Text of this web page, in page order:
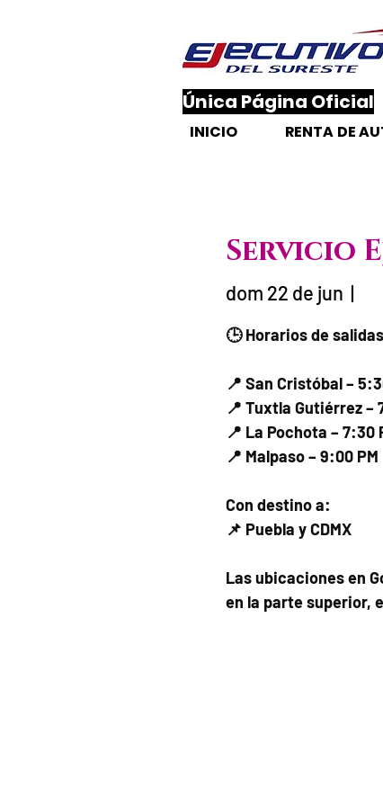
​Única Página Oficial
INICIO RENTA DE
Servicio
dom 22 de jun
  |
🕒 Horarios de
📍 San Cristóbal –
📍 Tuxtla Gutiérrez –
📍 La Pochota – 7:30
📍 Malpaso – 9:00 PM
Con destino a:
📌 Puebla y CDMX
Las ubicaciones en
en la parte superior,